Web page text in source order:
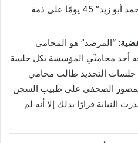
حبس المصور الصحفي “محمد أبو زيد” 45 يومًا على ذمة
“المرصد” هو المحامي
أحد محاميِّي المؤسسة بكل جلسة
التجديد طالب محامي
الصحفي على طبيب السجن
النيابة قرارًا بذلك إلا أنه لم